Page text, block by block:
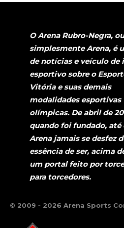
O Arena Rubro-Negra, ou
simplesmente Arena, é
de notícias e veículo de
esportivo sobre o
Vitória e suas demais
modalidades esportivas
olímpicas. De abril de
quando foi fundado, até
Arena jamais se desfez
essência de ser, acima
um portal feito por
para torcedores.
© 2009 - 2026 Arena Sports